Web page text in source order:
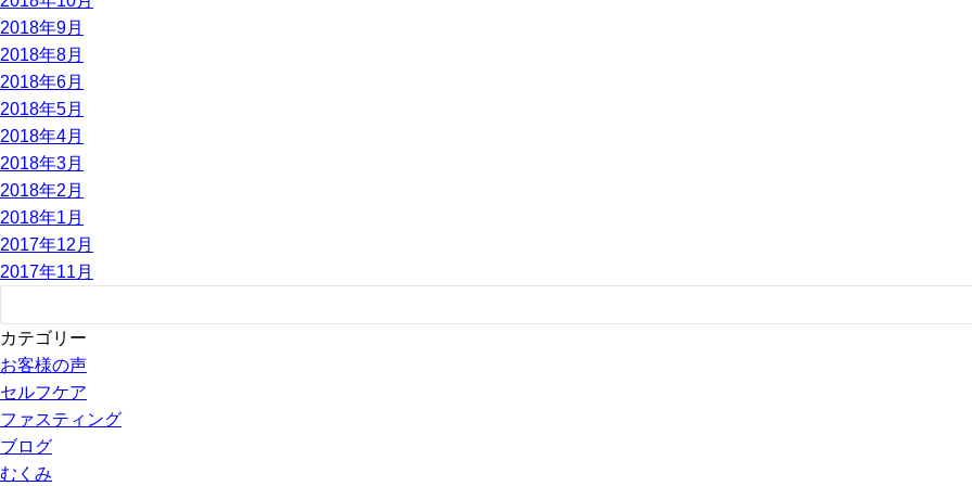
2018年9月
2018年8月
2018年6月
2018年5月
2018年4月
2018年3月
2018年2月
2018年1月
2017年12月
2017年11月
カテゴリー
お客様の声
セルフケア
ファスティング
ブログ
むくみ